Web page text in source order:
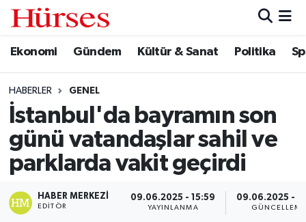
Ekonomi Gündem Kültür & Sanat Politika
HABERLER GENEL
İstanbul'da bayramın son
günü vatandaşlar sahil ve
parklarda vakit geçirdi
HABER MERKEZI
EDITÖR
09.06.2025 - 15:59
YAYINLANMA
09.06.2025 -
GÜNCELLEME
Ekonomi
Gündem
Kültür & Sanat
Politika
Spor
Hava Durumu
Trafik Durumu
Süper Lig Puan Durumu ve Fikstür
Tüm Manşetler
Son Dakika Haberleri